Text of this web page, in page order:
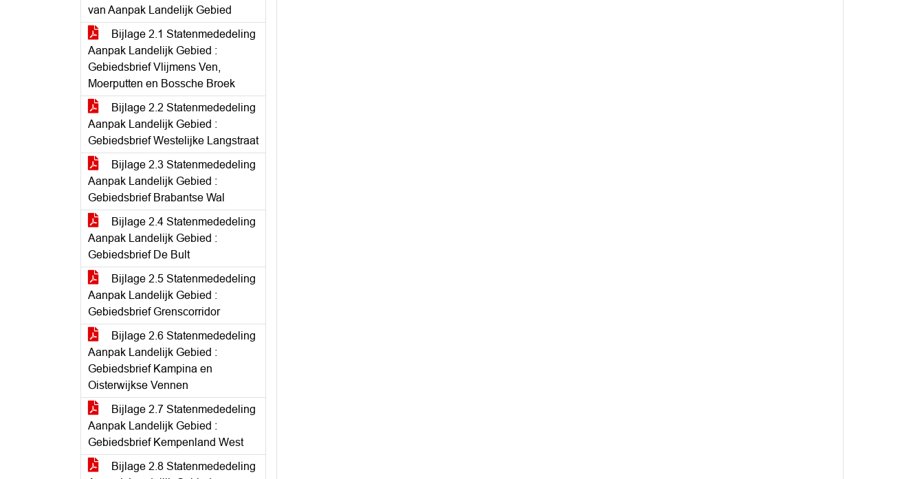
van Aanpak Landelijk Gebied
Bijlage 2.1 Statenmededeling
Aanpak Landelijk Gebied :
Gebiedsbrief Vlijmens Ven,
Moerputten en Bossche Broek
Bijlage 2.2 Statenmededeling
Aanpak Landelijk Gebied :
Gebiedsbrief Westelijke Langstraat
Bijlage 2.3 Statenmededeling
Aanpak Landelijk Gebied :
Gebiedsbrief Brabantse Wal
Bijlage 2.4 Statenmededeling
Aanpak Landelijk Gebied :
Gebiedsbrief De Bult
Bijlage 2.5 Statenmededeling
Aanpak Landelijk Gebied :
Gebiedsbrief Grenscorridor
Bijlage 2.6 Statenmededeling
Aanpak Landelijk Gebied :
Gebiedsbrief Kampina en
Oisterwijkse Vennen
Bijlage 2.7 Statenmededeling
Aanpak Landelijk Gebied :
Gebiedsbrief Kempenland West
Bijlage 2.8 Statenmededeling